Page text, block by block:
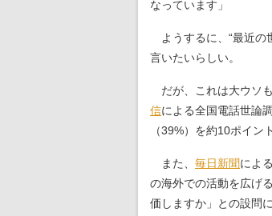
なっています」
ようするに、“最近の
言いたいらしい。
だが、これは大ウソ
信による全国電話世論
（39%）を約10ポイン
また、 毎日新聞によ
の海外での活動を広げ
価しますか」との設問